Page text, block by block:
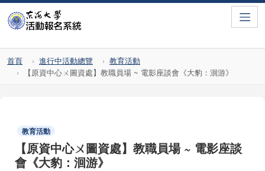
首頁 進行中活動總覽
教育活動
【原資中心ㄨ圖資處】教職員場 ~ 電影座談會《大豹：洄游》
教育活動
【原資中心ㄨ圖資處】教職員場 ~ 電影座談
會《大豹：洄游》